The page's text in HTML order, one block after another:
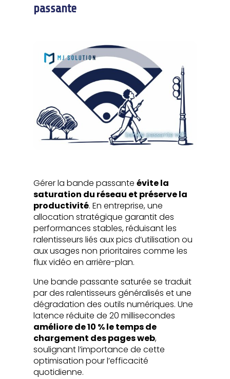
passante
Gérer la bande passante évite la
saturation du réseau et préserve la
productivité. En entreprise, une
allocation stratégique garantit des
performances stables, réduisant les
ralentisseurs liés aux pics d’utilisation ou
aux usages non prioritaires comme les
flux vidéo en arrière-plan.
Une bande passante saturée se traduit
par des ralentisseurs généralisés et une
dégradation des outils numériques. Une
latence réduite de 20 millisecondes
améliore de 10 % le temps de
chargement des pages web,
soulignant l’importance de cette
optimisation pour l’efficacité
quotidienne.